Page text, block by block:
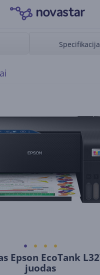
Specifikacija
Epson EcoTank
juodas